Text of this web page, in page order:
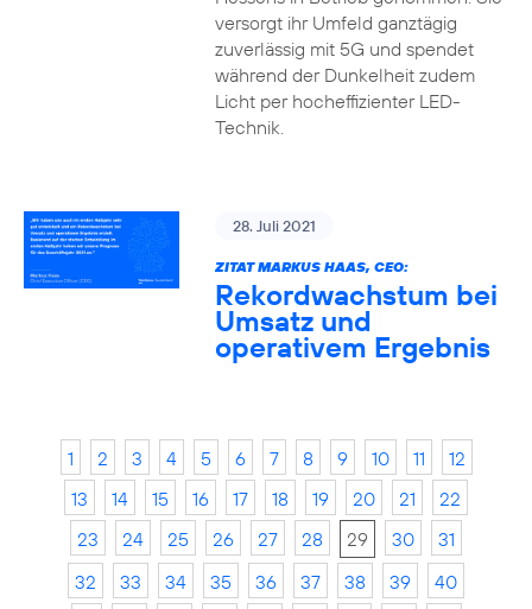
versorgt ihr Umfeld ganztägig
zuverlässig mit 5G und spendet
während der Dunkelheit zudem
Licht per hocheffizienter LED-
Technik.
28. Juli 2021
ZITAT MARKUS HAAS, CEO:
Rekordwachstum bei
Umsatz und
operativem Ergebnis
1 2 3 4 5 6 7 8 9 10 11
12
13
14 15 16 17 18 19 20 21
22
23
24 25 26 27 28 29 30
31
32
33 34 35 36 37 38 39
40